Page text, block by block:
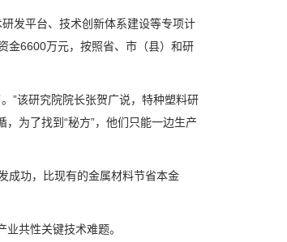
发平台、技术创新体系建设等专项计
金6600万元，按照省、市（县）和研
”该研究院院长张贺广说，特种塑料研
为了找到“秘方”，他们只能一边生产
功，比现有的金属材料节省本金
共性关键技术难题。